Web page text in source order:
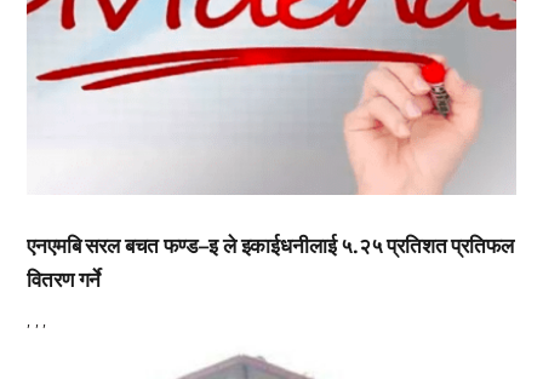
एनएमबि सरल बचत फण्ड–इ ले इकाईधनीलाई ५.२५ प्रतिशत प्रतिफल
वितरण गर्ने
, , ,